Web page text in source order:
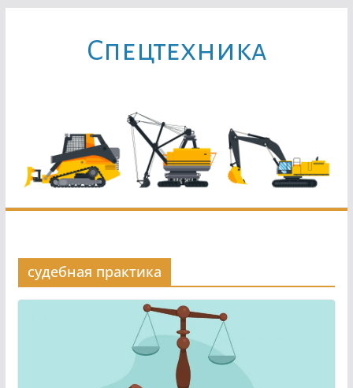
содержимомуCпецтехника
судебная практика